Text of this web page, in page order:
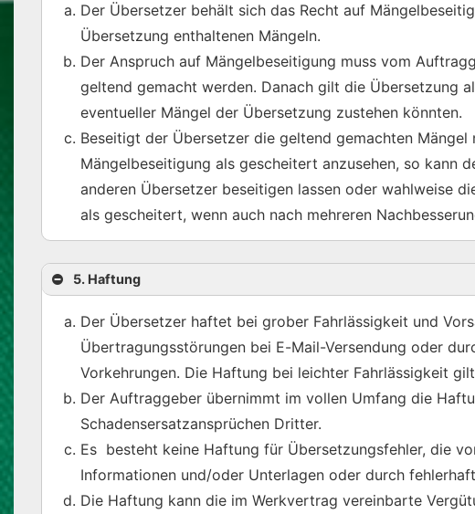
Der Übersetzer behält sich das Recht auf
Übersetzung enthaltenen Mängeln.
Der Anspruch auf Mängelbeseitigung muss vom
geltend gemacht werden. Danach gilt die Übersetzung
eventueller Mängel der Übersetzung zustehen könnten.
Beseitigt der Übersetzer die geltend gemachten
Mängelbeseitigung als gescheitert anzusehen, so kann
anderen Übersetzer beseitigen lassen oder wahlweise
als gescheitert, wenn auch nach mehreren
5. Haftung
Der Übersetzer haftet bei grober Fahrlässigkeit und
Übertragungsstörungen bei E-Mail-Versendung oder
Vorkehrungen. Die Haftung bei leichter Fahrlässigkeit
Der Auftraggeber übernimmt im vollen Umfang die
Schadensersatzansprüchen Dritter.
Es besteht keine Haftung für Übersetzungsfehler, die
Informationen und/oder Unterlagen oder durch
Die Haftung kann die im Werkvertrag vereinbarte